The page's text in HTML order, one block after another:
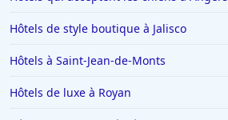
Hôtels de style boutique à Jalisco
Hôtels à Saint-Jean-de-Monts
Hôtels de luxe à Royan